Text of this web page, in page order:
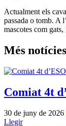
Actualment els
passada o tomb. A
mascotes com
Més notícies
Comiat 4t
30 de juny de 2026
Llegir